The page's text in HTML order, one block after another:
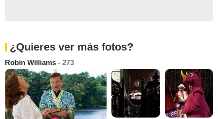
¿Quieres ver más fotos?
Robin Williams - 273